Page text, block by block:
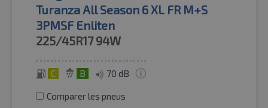
Turanza All Season 6 XL FR M+S
3PMSF Enliten
225/45R17 94W
C B 70 dB
Comparer les pneus